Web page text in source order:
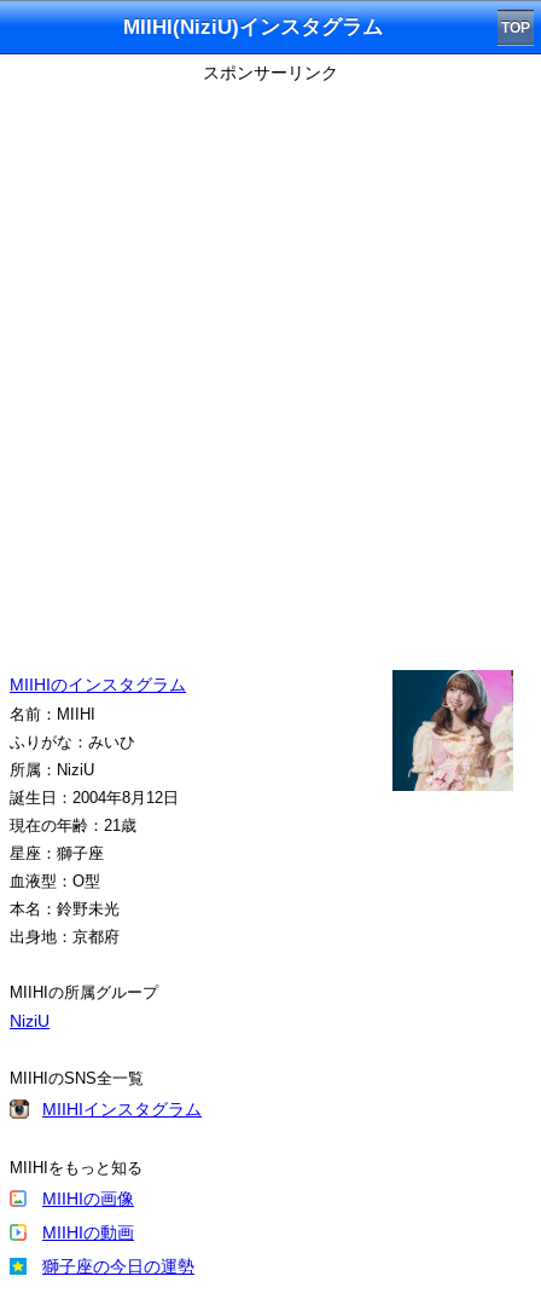
MIIHI(NiziU)インスタグラム TOP
スポンサーリンク
MIIHIのインスタグラム
名前：MIIHI
ふりがな：みいひ
所属：NiziU
誕生日：2004年8月12日
現在の年齢：21歳
星座：獅子座
血液型：O型
本名：鈴野未光
出身地：京都府
MIIHIの所属グループ
NiziU
MIIHIのSNS全一覧
MIIHIインスタグラム
MIIHIをもっと知る
MIIHIの画像
MIIHIの動画
獅子座の今日の運勢